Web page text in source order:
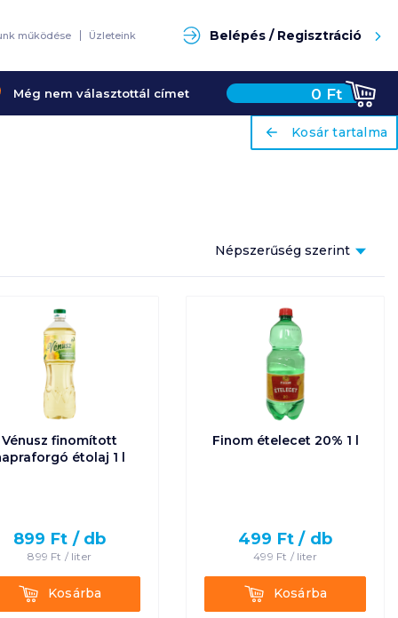
működése Üzleteink Belépés / Regisztráció
Még nem választottál címet 0 Ft
ariaLabel
Kosár tartalma
Népszerűség szerint
Ár szerint növekvő
Ár szerint csökkenő
növekvő
Termék neve A-Z
Termék neve Z-A
Vénusz finomított
étolaj 1 l
899 Ft / db
899 Ft / liter
KosárbaKosárba
Finom ételecet 20% 1 l
499 Ft / db
499 Ft / liter
KosárbaKosárba